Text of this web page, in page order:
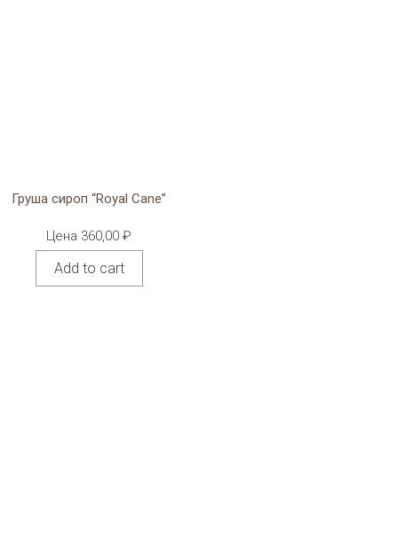
Груша сироп “Royal Cane”
Цена 360,00₽
Add to cart